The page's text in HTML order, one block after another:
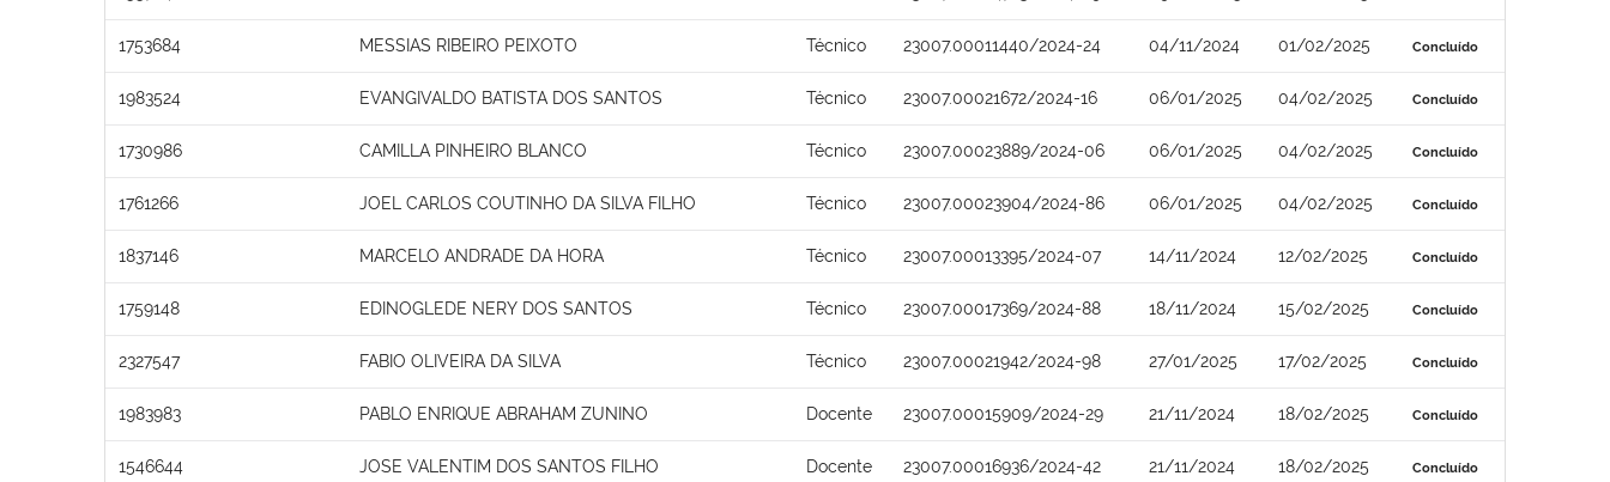
1753684 MESSIAS RIBEIRO PEIXOTO Técnico 23007.00011440/2024-24 04/11/2024 01/02/2025 Concluído
1983524 EVANGIVALDO BATISTA DOS SANTOS Técnico 23007.00021672/2024-16 06/01/2025 04/02/2025 Concluído
1730986 CAMILLA PINHEIRO BLANCO Técnico 23007.00023889/2024-06 06/01/2025 04/02/2025 Concluído
1761266 JOEL CARLOS COUTINHO DA SILVA FILHO Técnico 23007.00023904/2024-86 06/01/2025 04/02/2025 Concluído
1837146 MARCELO ANDRADE DA HORA Técnico 23007.00013395/2024-07 14/11/2024 12/02/2025 Concluído
1759148 EDINOGLEDE NERY DOS SANTOS Técnico 23007.00017369/2024-88 18/11/2024 15/02/2025 Concluído
2327547 FABIO OLIVEIRA DA SILVA Técnico 23007.00021942/2024-98 27/01/2025 17/02/2025 Concluído
1983983 PABLO ENRIQUE ABRAHAM ZUNINO Docente 23007.00015909/2024-29 21/11/2024 18/02/2025 Concluído
1546644 JOSE VALENTIM DOS SANTOS FILHO Docente 23007.00016936/2024-42 21/11/2024 18/02/2025 Concluído